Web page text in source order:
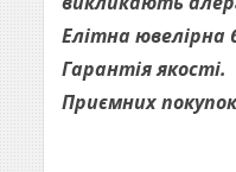
Елітна ювелірна
Гарантія якості.
Приємних